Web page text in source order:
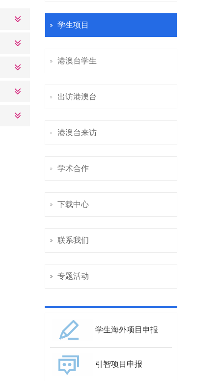
学生项目
港澳台学生
出访港澳台
港澳台来访
学术合作
下载中心
联系我们
专题活动
学生海外项目申报
引智项目申报